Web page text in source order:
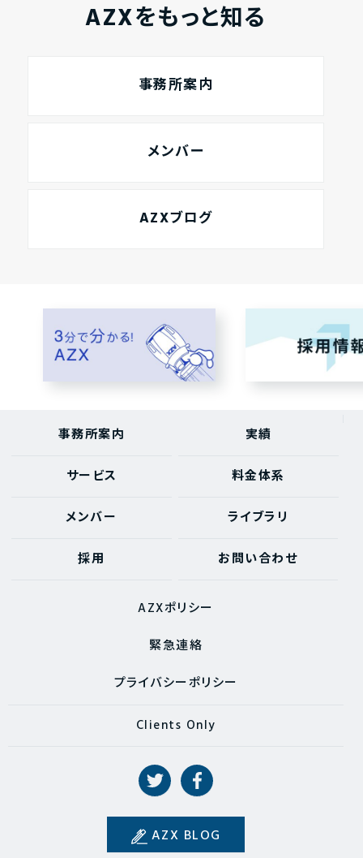
AZXをもっと知る
事務所案内
メンバー
AZXブログ
事務所案内 実績
サービス 料金体系
メンバー ライブラリ
採用 お問い合わせ
AZXポリシー
緊急連絡
プライバシーポリシー
Clients Only
AZX BLOG